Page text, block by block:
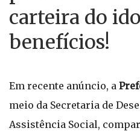
carteira do
benefícios!
Em recente anúncio, a
meio da Secretaria de
Assistência Social,